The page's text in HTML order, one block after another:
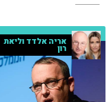
אריה אלדד וליאת
רון